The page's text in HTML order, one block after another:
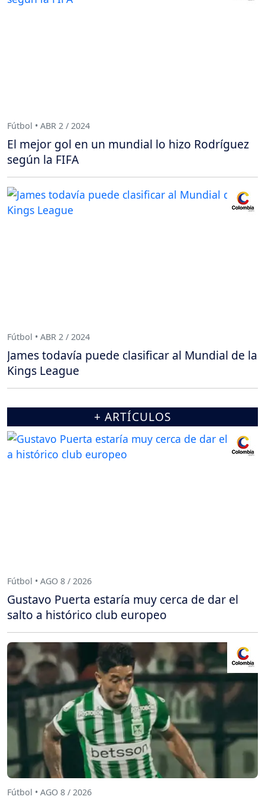
Fútbol • ABR 2 / 2024
El mejor gol en un mundial lo hizo Rodríguez
según la FIFA
Fútbol • ABR 2 / 2024
James todavía puede clasificar al Mundial de la
Kings League
+ ARTÍCULOS
Fútbol • AGO 8 / 2026
Gustavo Puerta estaría muy cerca de dar el
salto a histórico club europeo
Fútbol • AGO 8 / 2026